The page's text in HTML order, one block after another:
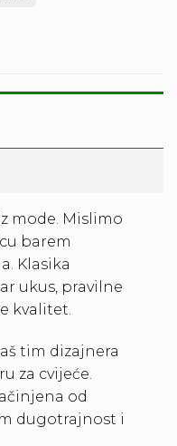
mode. Mislimo
barem
Klasika
ukus, pravilne
kvalitet.
tim dizajnera
za cvijeće.
od
dugotrajnost i